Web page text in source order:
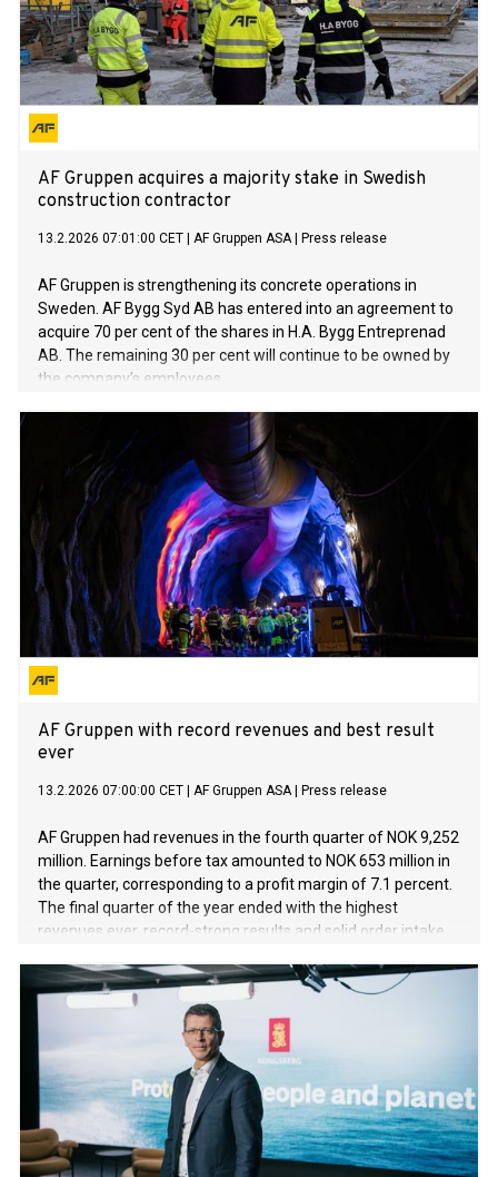
AF Gruppen acquires a majority stake in Swedish
construction contractor
13.2.2026 07:01:00 CET AF Gruppen ASA| Press release
AF Gruppen is strengthening its concrete operations in
Sweden. AF Bygg Syd AB has entered into an agreement to
acquire 70 per cent of the shares in H.A. Bygg Entreprenad
AB. The remaining 30 per cent will continue to be owned by
the company’s employees.
AF Gruppen with record revenues and best result
ever
13.2.2026 07:00:00 CET AF Gruppen ASA| Press release
AF Gruppen had revenues in the fourth quarter of NOK 9,252
million. Earnings before tax amounted to NOK 653 million in
the quarter, corresponding to a profit margin of 7.1 percent.
The final quarter of the year ended with the highest
revenues ever, record-strong results and solid order intake.